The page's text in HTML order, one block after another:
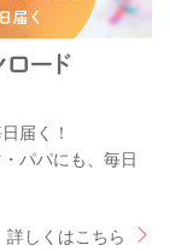
届く！
パパにも、毎日
詳しくはこちら